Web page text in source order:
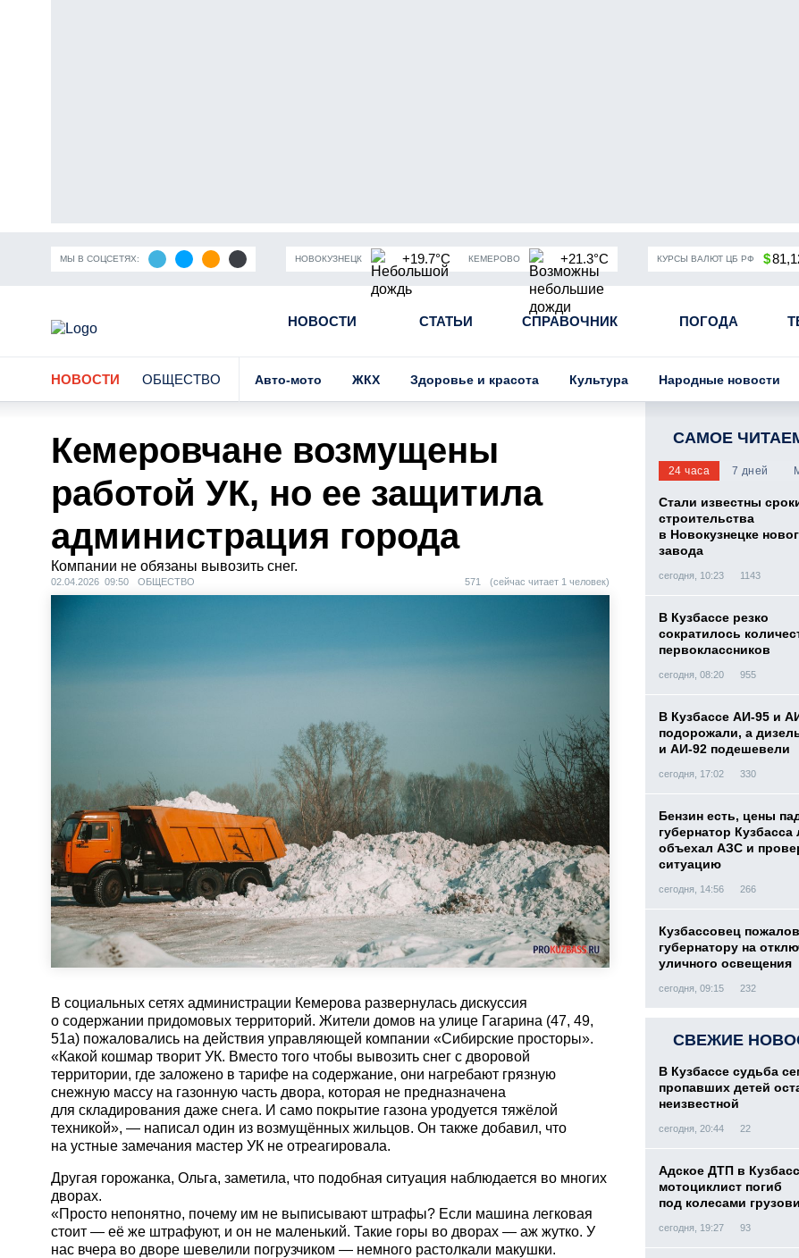
МЫ В СОЦСЕТЯХ: НОВОКУЗНЕЦК +19.7°C КЕМЕРОВО +21.3°C КУРСЫ ВАЛЮТ ЦБ РФ $
НОВОСТИ СТАТЬИ СПРАВОЧНИК ПОГОДА
Кузбасса Пандемия коронавирусной инфекции Частичная мобилизация в России Угольная промышленность
НОВОСТИ ОБЩЕСТВО Авто-мото ЖКХ Здоровье и красота Культура Народные новости
Кемеровчане возмущены
работой УК, но ее защитила
администрация города
Компании не обязаны вывозить снег.
02.04.2026 09:50 ОБЩЕСТВО 571 (сейчас читает 1 человек)
В социальных сетях администрации Кемерова развернулась дискуссия
о содержании придомовых территорий. Жители домов на улице Гагарина (47, 49,
51а) пожаловались на действия управляющей компании «Сибирские просторы».
«Какой кошмар творит УК. Вместо того чтобы вывозить снег с дворовой
территории, где заложено в тарифе на содержание, они нагребают грязную
снежную массу на газонную часть двора, которая не предназначена
для складирования даже снега. И само покрытие газона уродуется тяжёлой
техникой», — написал один из возмущённых жильцов. Он также добавил, что
на устные замечания мастер УК не отреагировала.
Другая горожанка, Ольга, заметила, что подобная ситуация наблюдается во многих
дворах.
«Просто непонятно, почему им не выписывают штрафы? Если машина легковая
стоит — её же штрафуют, и он не маленький. Такие горы во дворах — аж жутко. У
нас вчера во дворе шевелили погрузчиком — немного растолкали макушки.
САМОЕ
24 часа 7 дней
Стали известны
строительства
в Новокузнецке
завода
сегодня, 10:23 1143
В Кузбассе резко
сократилось
первоклассников
сегодня, 08:20 955
В Кузбассе АИ-95 и
подорожали, а
и АИ-92 подешевели
сегодня, 17:02 330
Бензин есть, цены
губернатор Кузбасса
объехал АЗС и
ситуацию
сегодня, 14:56 266
Кузбассовец
губернатору на
уличного освещения
сегодня, 09:15 232
СВЕЖИЕ
В Кузбассе судьба
пропавших детей
неизвестной
сегодня, 20:44 22
Адское ДТП в
мотоциклист погиб
под колесами
сегодня, 19:27 93